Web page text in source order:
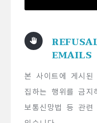
EMAILS
본 사이트에 게시
집하는 행위를 금
보통신망법 등 관